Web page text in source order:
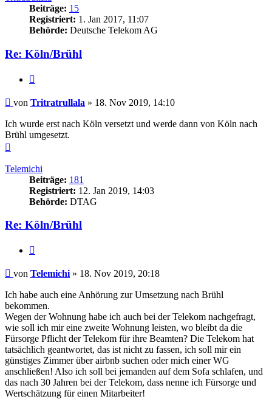
Beiträge: 15
Registriert: 1. Jan 2017, 11:07
Behörde: Deutsche Telekom AG
Re: Köln/Brühl
Beitrag
von Tritratrullala » 18. Nov 2019, 14:10
Ich wurde erst nach Köln versetzt und werde dann von Köln nach
Brühl umgesetzt.
Telemichi
Beiträge: 181
Registriert: 12. Jan 2019, 14:03
Behörde: DTAG
Re: Köln/Brühl
Beitrag
von Telemichi » 18. Nov 2019, 20:18
Ich habe auch eine Anhörung zur Umsetzung nach Brühl
bekommen.
Wegen der Wohnung habe ich auch bei der Telekom nachgefragt,
wie soll ich mir eine zweite Wohnung leisten, wo bleibt da die
Fürsorge Pflicht der Telekom für ihre Beamten? Die Telekom hat
tatsächlich geantwortet, das ist nicht zu fassen, ich soll mir ein
günstiges Zimmer über airbnb suchen oder mich einer WG
anschließen! Also ich soll bei jemanden auf dem Sofa schlafen, und
das nach 30 Jahren bei der Telekom, dass nenne ich Fürsorge und
Wertschätzung für einen Mitarbeiter!